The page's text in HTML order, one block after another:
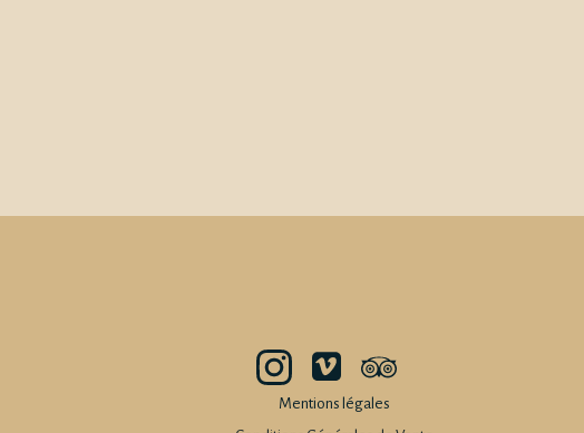
Mentions légales